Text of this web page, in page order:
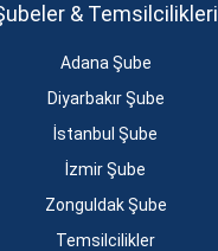
& Temsilcilikleri
Adana Şube
Diyarbakır Şube
İstanbul Şube
İzmir Şube
Zonguldak Şube
Temsilcilikler